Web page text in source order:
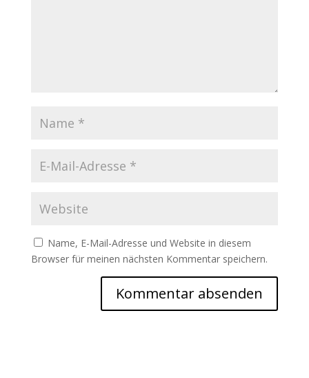
Name, E-Mail-Adresse und Website in diesem
Browser für meinen nächsten Kommentar speichern.